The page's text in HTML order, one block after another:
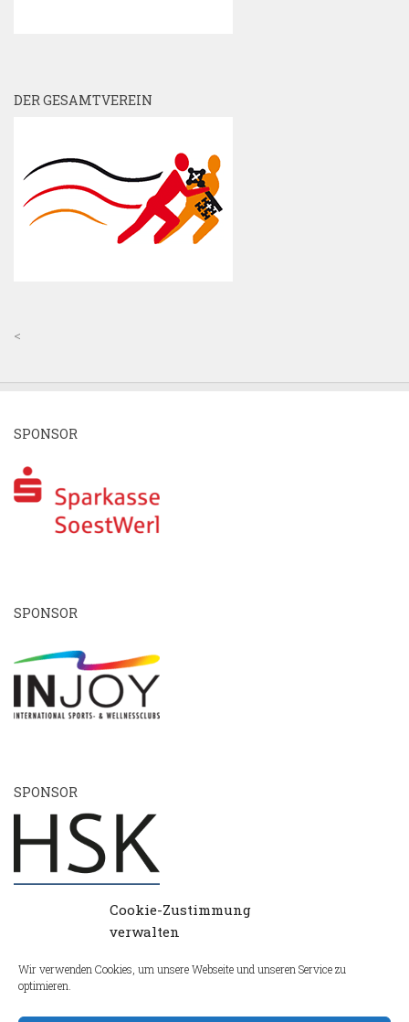
Cookie-Zustimmung
verwalten
Wir verwenden Cookies, um unsere Webseite und unseren Service zu
optimieren.
DER GESAMTVEREIN
<
SPONSOR
SPONSOR
SPONSOR